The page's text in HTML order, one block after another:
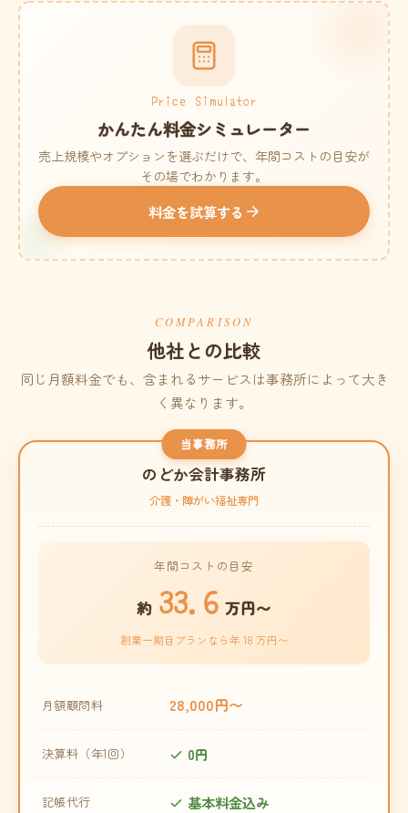
Price Simulator
かんたん料金シミュレーター
売上規模やオプションを選ぶだけで、年間コストの目安が
その場でわかります。
料金を試算する
COMPARISON
他社との比較
同じ月額料金でも、含まれるサービスは事務所によって大き
く異なります。
当事務所
のどか会計事務所
介護・障がい福祉専門
年間コストの目安
約 33.6 万円〜
創業一期目プランなら年 18 万円〜
月額顧問料 28,000円〜
決算料（年1回） 0円
記帳代行 基本料金込み